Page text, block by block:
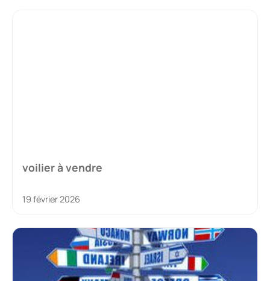
voilier à vendre
19 février 2026